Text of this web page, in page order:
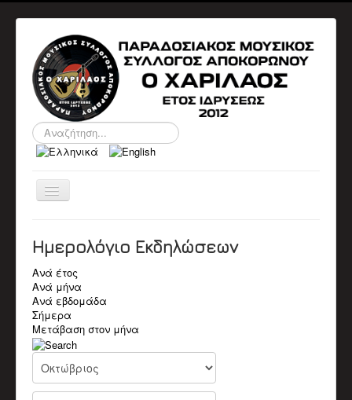
Αναζήτηση...
Εναλλαγή
Ο ΣΎΛΛΟΓΟΣ
ΠΛΗΡΟΦΟΡΙΕΣ
ΑΝΑΚΟΙΝΩΣΕΙΣ
ΕΚΔΗΛΏΣΕΙΣ
Αρχείο Εκδηλώσεων
ΒΙΟΓΡΑΦΙΚΆ
Βιογραφικά Μελών
Παλαιοί Μουσικοί
ΒΙΝΤΕΟ
Π.Μ. Σύλλογος Αποκορώνου "Ο Χαρίλαος"
Ημερολόγιο Εκδηλώσεων
Ανά έτος
Ανά μήνα
Ανά εβδομάδα
Σήμερα
Μετάβαση στον μήνα